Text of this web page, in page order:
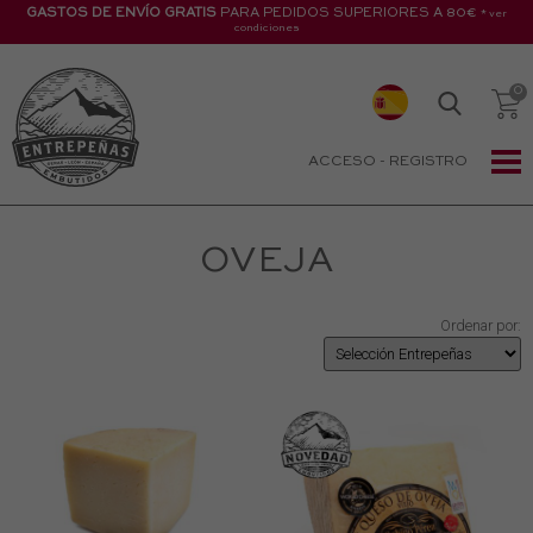
GASTOS DE ENVÍO GRATIS PARA PEDIDOS SUPERIORES A 80€ * ver
condiciones
ACCESO - REGISTRO
OVEJA
Ordenar por: